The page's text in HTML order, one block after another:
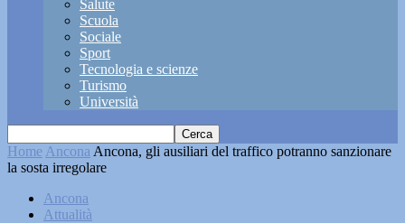
Salute
Scuola
Sociale
Sport
Tecnologia e scienze
Turismo
Università
Home Ancona Ancona, gli ausiliari del traffico potranno sanzionare
la sosta irregolare
Ancona
Attualità